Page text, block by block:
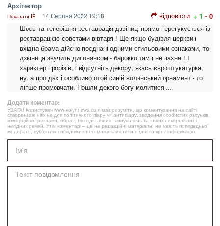
Архітектор
Показати IP 14 Серпня 2022 19:18 відповісти + 1 - 0
Шось та теперішня реставрація дзвіниці прямо перегукується із
реставрацією совєтами вівтаря ! Ще якщо будівля церкви і
вхідна брама дійсно поєднані одними стильовими ознаками, то
дзвіниця звучить дисонансом - барокко там і не пахне ! І
характер прорізів, і відсутніть декору, якась євроштукатурка,
ну, а про дах і особливо отой синій волинський орнамент - то
ліпше промовчати. Пошли декого богу молитися ...
Додати коментар:
УВАГА! Користувач www.volynnews.com має розуміти, що коментування на сайті
створені аж ніяк не для політичного піару чи антипіару, зведення особистих рахунків,
комерційної реклами, образ, безпідставних звинувачень та інших некоректних і
негідних речей. Утім коментарі – це не редакційні матеріали, не мають попередньої
модерації, суб’єктивні повідомлення і можуть містити недостовірну інформацію.